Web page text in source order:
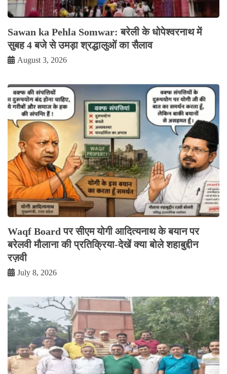
Sawan ka Pehla Somwar: बरेली के धोपेश्वरनाथ में
सुबह 4 बजे से उमड़ा श्रद्धालुओं का सैलाव
August 3, 2026
Waqf Board पर सीएम योगी आदित्यनाथ के बयान पर
बरेलवी मौलाना की प्रतिक्रिया-देखें क्या बोले शहाबुद्दीन
रज़वी
July 8, 2026